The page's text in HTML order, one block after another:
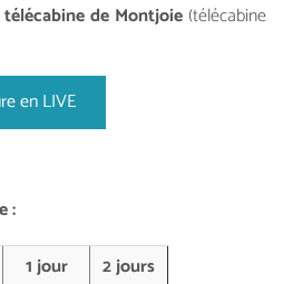
de Montjoie(télécabine
en LIVE
:
1 jour
2 jours